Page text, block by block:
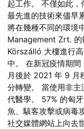
起工作。 不僅如此
最先進的技術來儘早
將在幾種不同的環境
Management Zrt.
Körszálló 大樓進行
中。 在新冠疫情期
月後於 2021 年 9 月
分轉變。 當使用非
代醫學。 57% 的匈
魚、駭客攻擊或病毒
社交媒體網站上向去